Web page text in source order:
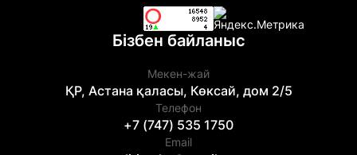
Бізбен байланыс
Мекен-жай
ҚР, Астана қаласы, Көксай, дом 2/5
Телефон
+7 (747) 535 1750
Email